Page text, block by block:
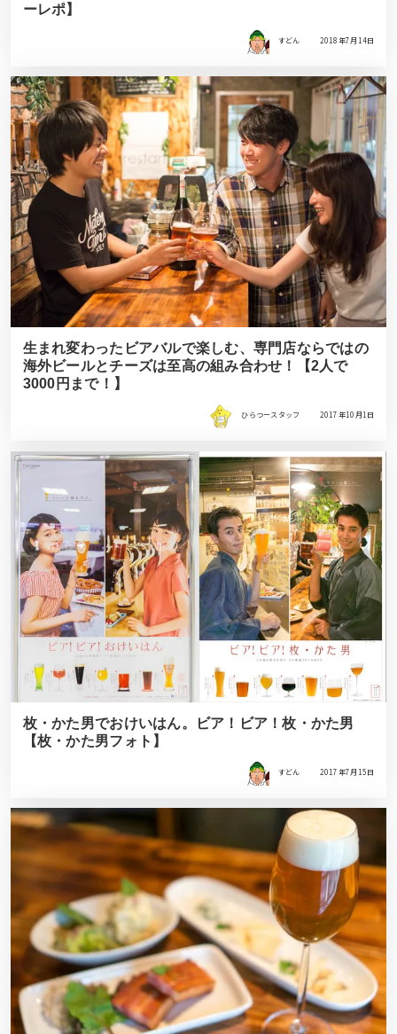
ーレポ】
すどん 2018年7月14日
生まれ変わったビアバルで楽しむ、専門店ならではの
海外ビールとチーズは至高の組み合わせ！【2人で
3000円まで！】
ひらつースタッフ 2017年10月1日
枚・かた男でおけいはん。ビア！ビア！枚・かた男
【枚・かた男フォト】
すどん 2017年7月15日